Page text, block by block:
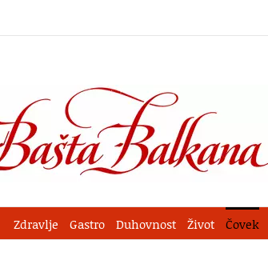
Zdravlje Gastro Duhovnost Život Čovek